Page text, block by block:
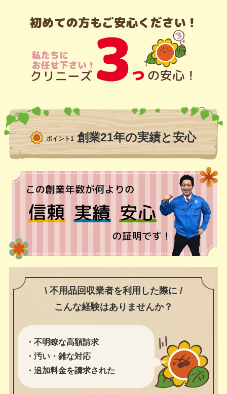
ポイント1 創業21年の実績と安心
\ 不用品回収業者を利用した際に /
こんな経験はありませんか？
・不明瞭な高額請求
・汚い・雑な対応
・追加料金を請求された